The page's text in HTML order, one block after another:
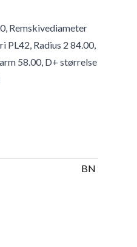
Remskivediameter
PL42, Radius 2 84.00,
58.00, D+ størrelse
BN